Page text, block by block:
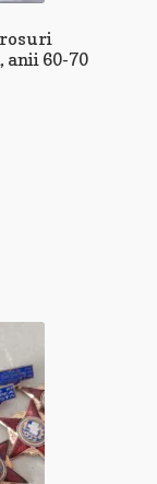
anii 60-70